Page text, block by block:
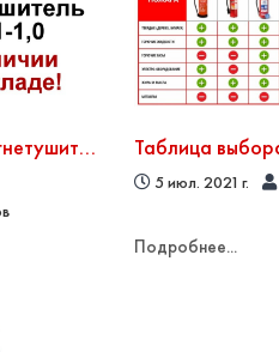
Авиационные огнетушители в наличии
5 июл. 2021 г.
Подробнее...